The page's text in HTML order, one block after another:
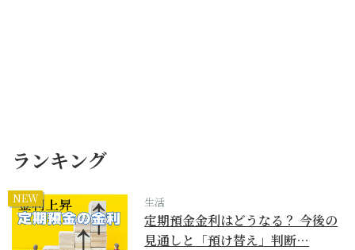
ランキング
NEW 生活
定期預金金利はどうなる？ 今後の
見通しと「預け替え」判断…